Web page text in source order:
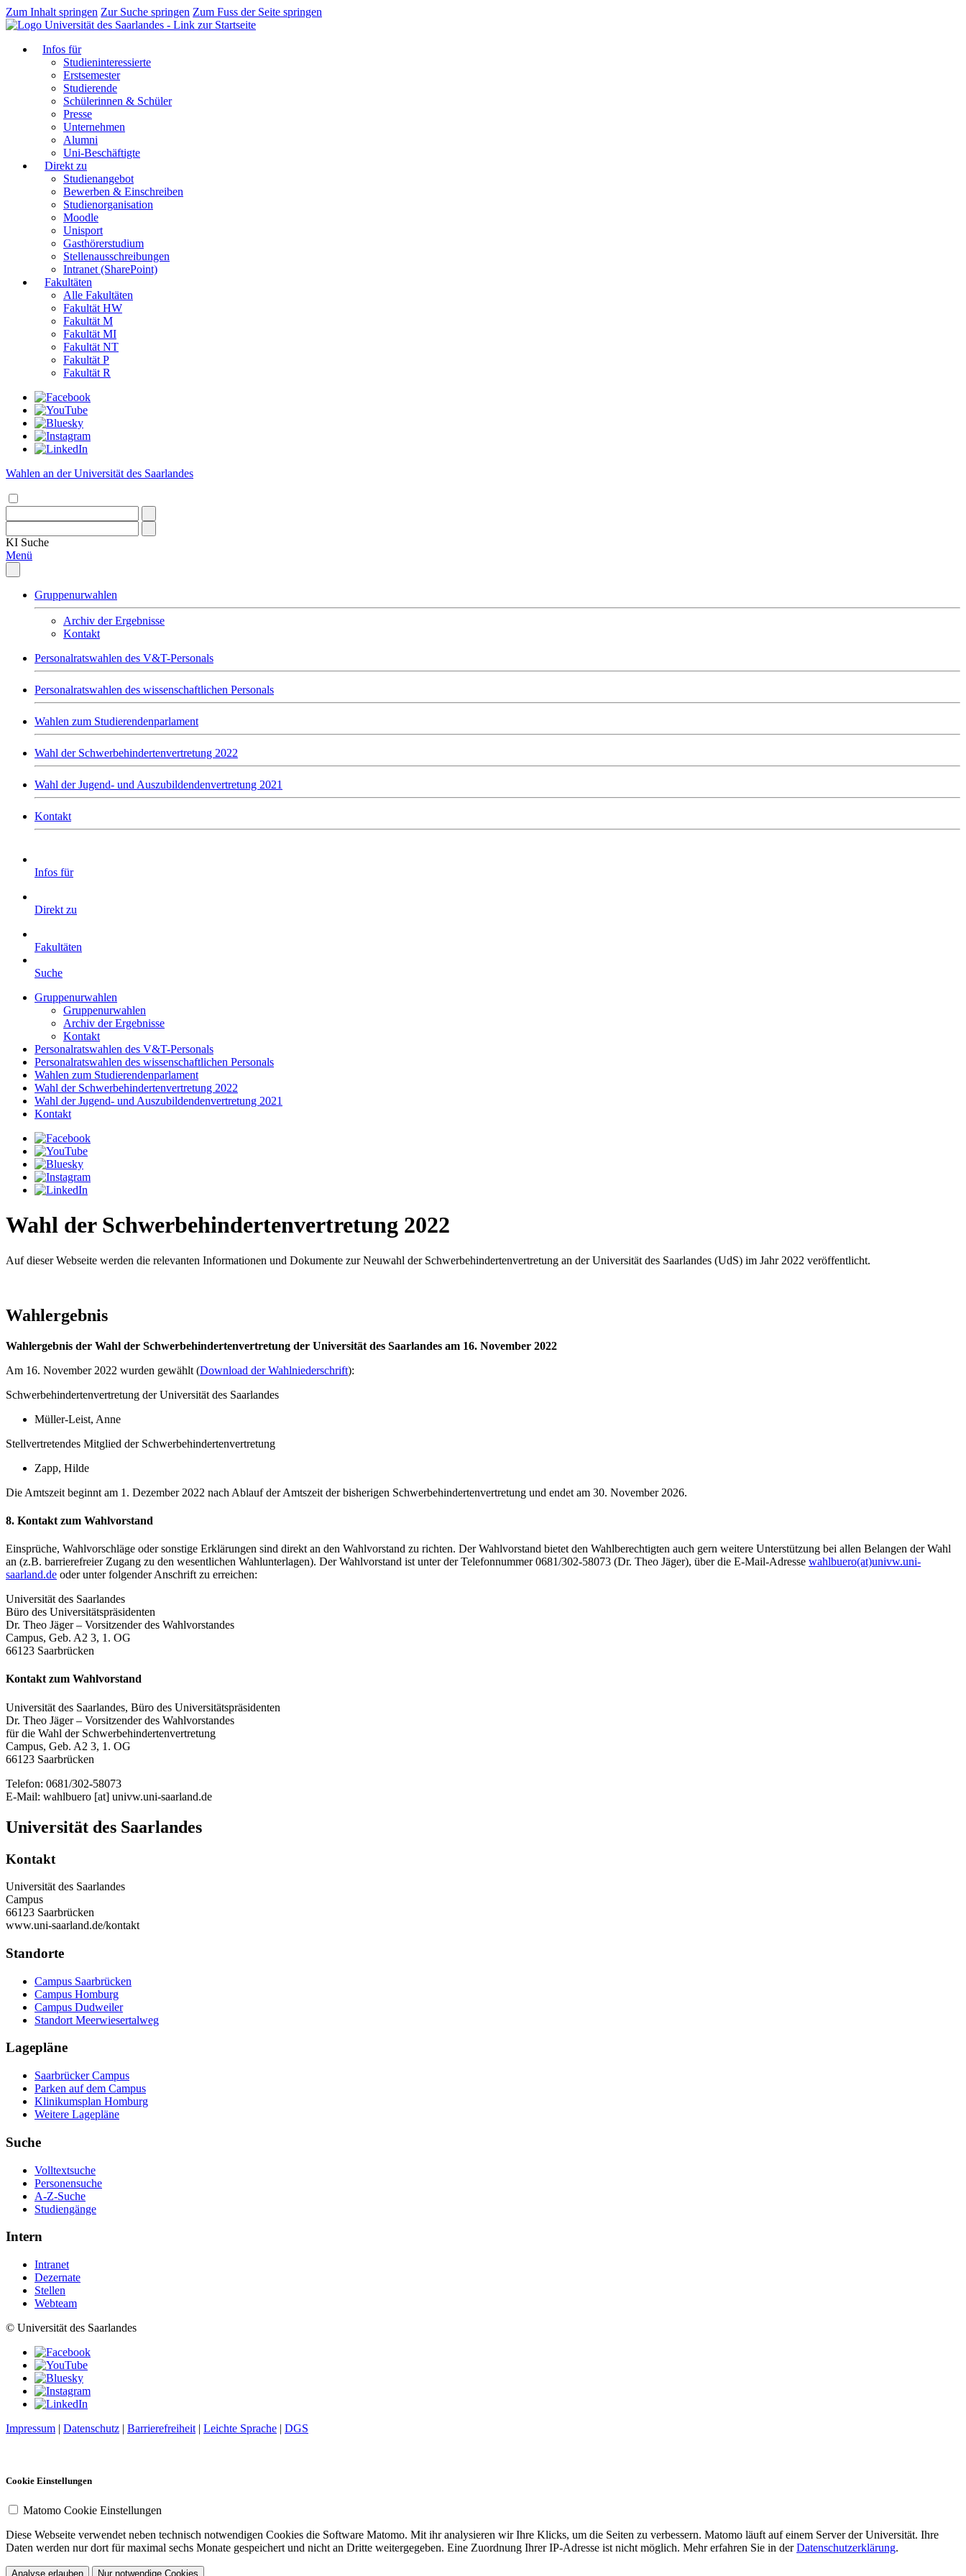
Zum Inhalt springen Zur Suche springen Zum Fuss der Seite springen
Infos für
Studieninteressierte
Erstsemester
Studierende
Schülerinnen & Schüler
Presse
Unternehmen
Alumni
Uni-Beschäftigte
Direkt zu
Studienangebot
Bewerben & Einschreiben
Studienorganisation
Moodle
Unisport
Gasthörerstudium
Stellenausschreibungen
Intranet (SharePoint)
Fakultäten
Alle Fakultäten
Fakultät HW
Fakultät M
Fakultät MI
Fakultät NT
Fakultät P
Fakultät R
Wahlen an der Universität des Saarlandes
KI Suche
Menü
Gruppenurwahlen
Archiv der Ergebnisse
Kontakt
Personalratswahlen des V&T-Personals
Personalratswahlen des wissenschaftlichen Personals
Wahlen zum Studierendenparlament
Wahl der Schwerbehindertenvertretung 2022
Wahl der Jugend- und Auszubildendenvertretung 2021
Kontakt
Infos für
Direkt zu
Fakultäten
Suche
Gruppenurwahlen
Gruppenurwahlen
Archiv der Ergebnisse
Kontakt
Personalratswahlen des V&T-Personals
Personalratswahlen des wissenschaftlichen Personals
Wahlen zum Studierendenparlament
Wahl der Schwerbehindertenvertretung 2022
Wahl der Jugend- und Auszubildendenvertretung 2021
Kontakt
Wahl der Schwerbehindertenvertretung 2022
Auf dieser Webseite werden die relevanten Informationen und Dokumente zur Neuwahl der Schwerbehindertenvertretung an der Universität des Saarlandes (UdS) im Jahr 2022 veröffentlicht.
Wahlergebnis
Wahlergebnis der Wahl der Schwerbehindertenvertretung der Universität des Saarlandes am 16. November 2022
Am 16. November 2022 wurden gewählt (Download der Wahlniederschrift):
Schwerbehindertenvertretung der Universität des Saarlandes
Müller-Leist, Anne
Stellvertretendes Mitglied der Schwerbehindertenvertretung
Zapp, Hilde
Die Amtszeit beginnt am 1. Dezember 2022 nach Ablauf der Amtszeit der bisherigen Schwerbehindertenvertretung und endet am 30. November 2026.
8. Kontakt zum Wahlvorstand
Einsprüche, Wahlvorschläge oder sonstige Erklärungen sind direkt an den Wahlvorstand zu richten. Der Wahlvorstand bietet den Wahlberechtigten auch gern weitere Unterstützung bei allen Belangen der Wahl
an (z.B. barrierefreier Zugang zu den wesentlichen Wahlunterlagen). Der Wahlvorstand ist unter der Telefonnummer 0681/302-58073 (Dr. Theo Jäger), über die E-Mail-Adresse wahlbuero(at)univw.uni-
saarland.de oder unter folgender Anschrift zu erreichen:
Universität des Saarlandes
Büro des Universitätspräsidenten
Dr. Theo Jäger – Vorsitzender des Wahlvorstandes
Campus, Geb. A2 3, 1. OG
66123 Saarbrücken
Kontakt zum Wahlvorstand
Universität des Saarlandes, Büro des Universitätspräsidenten
Dr. Theo Jäger – Vorsitzender des Wahlvorstandes
für die Wahl der Schwerbehindertenvertretung
Campus, Geb. A2 3, 1. OG
66123 Saarbrücken
Telefon: 0681/302-58073
E-Mail: wahlbuero [at] univw.uni-saarland.de
Universität des Saarlandes
Kontakt
Universität des Saarlandes
Campus
66123 Saarbrücken
www.uni-saarland.de/kontakt
Standorte
Campus Saarbrücken
Campus Homburg
Campus Dudweiler
Standort Meerwiesertalweg
Lagepläne
Saarbrücker Campus
Parken auf dem Campus
Klinikumsplan Homburg
Weitere Lagepläne
Suche
Volltextsuche
Personensuche
A-Z-Suche
Studiengänge
Intern
Intranet
Dezernate
Stellen
Webteam
© Universität des Saarlandes
Impressum | Datenschutz | Barrierefreiheit | Leichte Sprache | DGS
Cookie Einstellungen
Matomo Cookie Einstellungen
Diese Webseite verwendet neben technisch notwendigen Cookies die Software Matomo. Mit ihr analysieren wir Ihre Klicks, um die Seiten zu verbessern. Matomo läuft auf einem Server der Universität. Ihre
Daten werden nur dort für maximal sechs Monate gespeichert und nicht an Dritte weitergegeben. Eine Zuordnung Ihrer IP-Adresse ist nicht möglich. Mehr erfahren Sie in derDatenschutzerklärung.
Analyse erlauben Nur notwendige Cookies